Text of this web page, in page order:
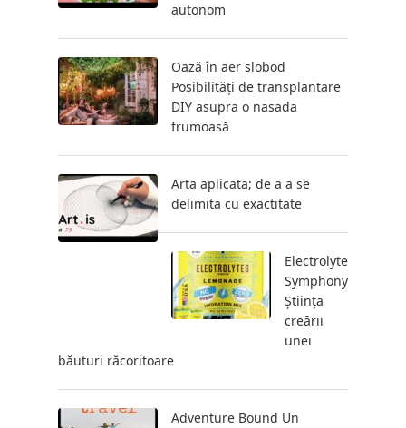
autonom
Oază în aer slobod
Posibilități de transplantare
DIY asupra o nasada
frumoasă
Arta aplicata; de a a se
delimita cu exactitate
Electrolyte
Symphony
Știința
creării
unei
băuturi răcoritoare
Adventure Bound Un